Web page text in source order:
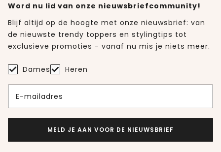
Word nu lid van onze nieuwsbriefcommunity!
Blijf altijd op de hoogte met onze nieuwsbrief: van
de nieuwste trendy toppers en stylingtips tot
exclusieve promoties - vanaf nu mis je niets meer.
Dames Heren
E-mailadres
MELD JE AAN VOOR DE NIEUWSBRIEF